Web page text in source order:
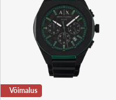
Võimalus